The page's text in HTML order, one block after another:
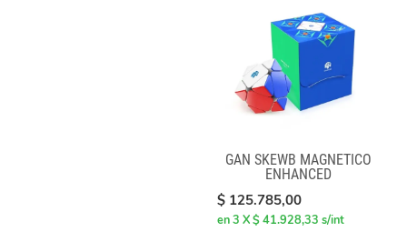
GAN SKEWB MAGNETICO
ENHANCED
$ 125.785,00
en 3 X $ 41.928,33 s/int